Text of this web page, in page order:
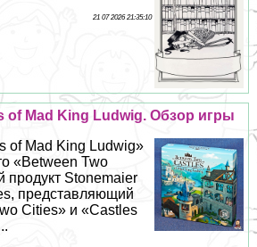
21 07 2026 21:35:10
of Mad King Ludwig. Обзор игры
of Mad King Ludwig»
«Between Two
продукт Stonemaier
представляющий
Cities» и «Castles